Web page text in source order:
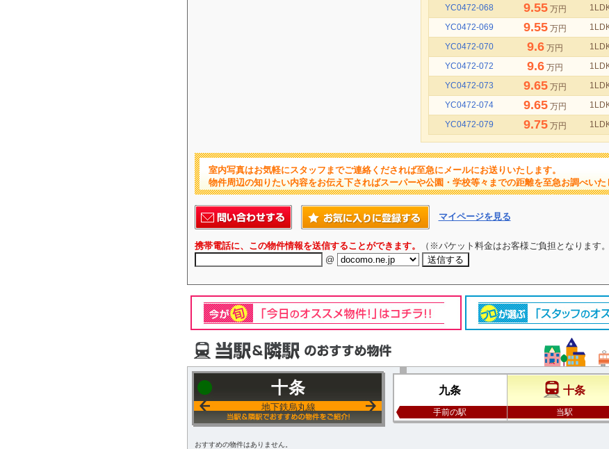
YC0472-068 9.55 万円
YC0472-069 9.55 万円
YC0472-070 9.6 万円
YC0472-072 9.6 万円
YC0472-073 9.65 万円
YC0472-074 9.65 万円
YC0472-079 9.75 万円
室内写真はお気軽にスタッフまでご連絡くだされば至急にメールにお送りいたします。
物件周辺の知りたい内容をお伝え下さればスーパーや公園・学校等々までの距離を至急お調べいた
マイページを見る
携帯電話に、この物件情報を送信することができます。
（※パケット料金はお客様ご負担となります
@
十条
地下鉄烏丸線
九条
手前の駅
十条
当駅
おすすめの物件はありません。